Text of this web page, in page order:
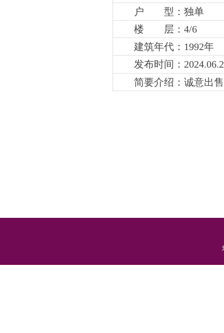
户 型：独单
楼 层：4/6
建筑年代：1992年
发布时间：
简要介绍： 诚意出